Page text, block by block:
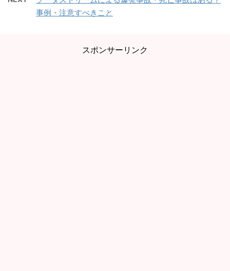
事例・注意すべきこと
スポンサーリンク